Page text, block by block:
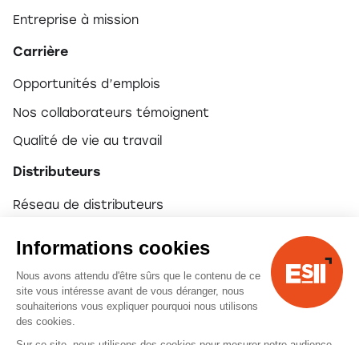
Entreprise à mission
Carrière
Opportunités d’emplois
Nos collaborateurs témoignent
Qualité de vie au travail
Distributeurs
Réseau de distributeurs
© 2026 ESII
Informations cookies
Nous avons attendu d'être sûrs que le contenu de ce
site vous intéresse avant de vous déranger, nous
souhaiterions vous expliquer pourquoi nous utilisons
des cookies.